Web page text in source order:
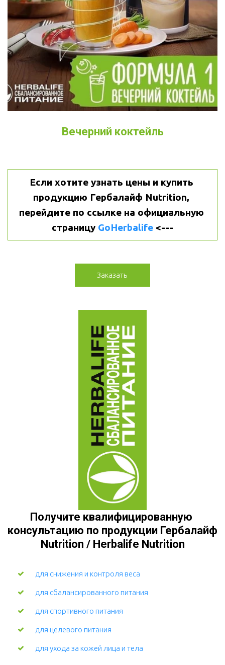
Вечерний коктейль
Если хотите узнать цены и купить
продукцию Гербалайф Nutrition,
перейдите по ссылке на официальную
страницу GoHerbalife <---
Заказать
Получите квалифицированную
консультацию по продукции Гербалайф
Nutrition / Herbalife Nutrition
для снижения и контроля веса
для сбалансированного питания
для спортивного питания
для целевого питания
для ухода за кожей лица и тела